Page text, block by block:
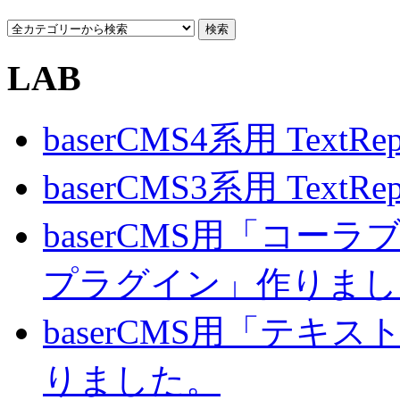
LAB
baserCMS4系用
baserCMS3系用
baserCMS用「コーラ
プラグイン」作りま
baserCMS用「テキス
りました。